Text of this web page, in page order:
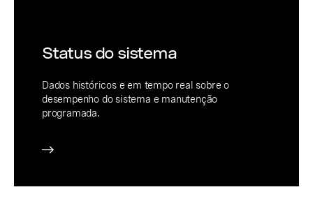
Status do sistema
Dados históricos e em tempo real sobre o
desempenho do sistema e manutenção
programada.